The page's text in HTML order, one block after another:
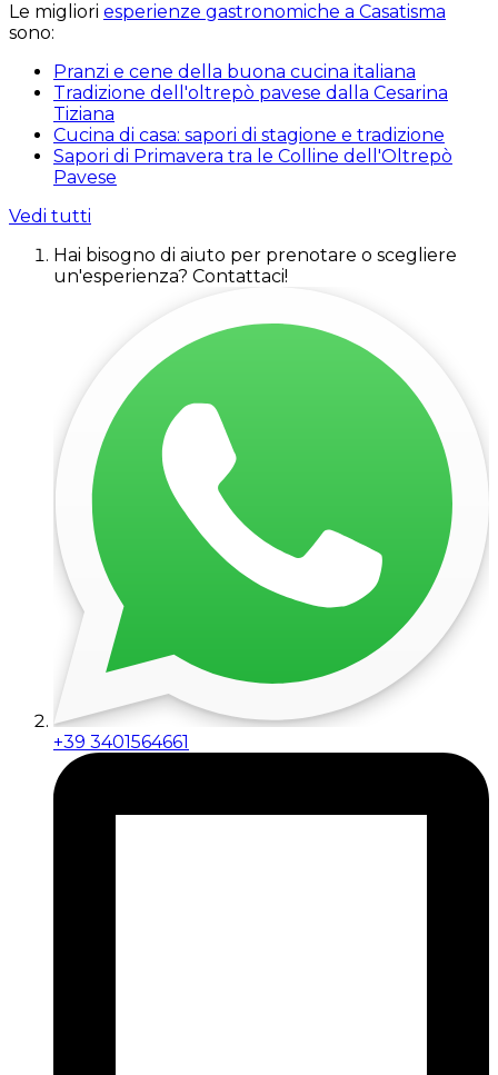
Le migliori esperienze gastronomiche a Casatisma
sono:
Pranzi e cene della buona cucina italiana
Tradizione dell'oltrepò pavese dalla Cesarina
Tiziana
Cucina di casa: sapori di stagione e tradizione
Sapori di Primavera tra le Colline dell'Oltrepò
Pavese
Vedi tutti
Hai bisogno di aiuto per prenotare o scegliere
un'esperienza? Contattaci!
+39 3401564661